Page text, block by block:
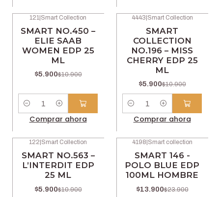
121 |Smart Collection
SMART NO.450 –
ELIE SAAB
WOMEN EDP 25
ML
$5.900$10.900
Comprar ahora
4443|Smart Collection
SMART
COLLECTION
NO.196 – MISS
CHERRY EDP 25
ML
$5.900$10.900
Comprar ahora
122 Smart Collection
SMART NO.563 –
L’INTERDIT EDP
25 ML
$5.900$10.900
4198 Smart collection
SMART 146 -
POLO BLUE EDP
100ML HOMBRE
$13.900$23.900